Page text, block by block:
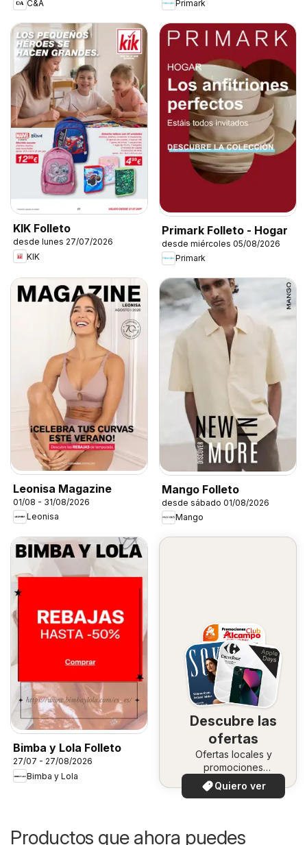
C&A Primark
KIK Folleto
desde lunes 27/07/2026
KIK
Primark Folleto - Hogar
desde miércoles 05/08/2026
Primark
Leonisa Magazine
01/08 - 31/08/2026
Leonisa
Mango Folleto
desde sábado 01/08/2026
Mango
Bimba y Lola Folleto
27/07 - 27/08/2026
Bimba y Lola
Descubre las
ofertas
Ofertas locales y
promociones
especiales.
Quiero ver
Productos que ahora puedes